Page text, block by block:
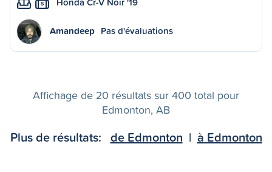
S
Amandeep Pas d'évaluations
Affichage de 20 résultats sur 400 total pour
Edmonton, AB
Plus de résultats: de Edmonton | à Edmonton